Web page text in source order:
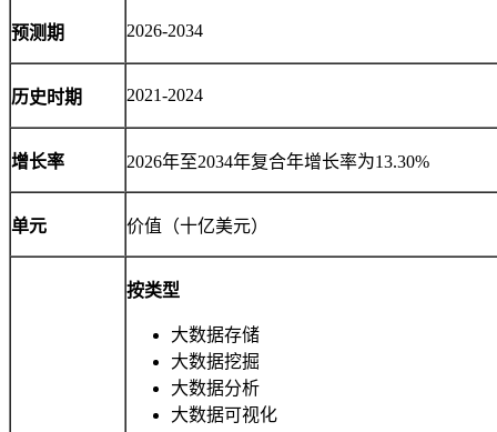
预测期 2026-2034
历史时期 2021-2024
增长率 2026年至2034年复合年增长率为13.30%
单元 价值（十亿美元）
按类型
大数据存储
大数据挖掘
大数据分析
大数据可视化